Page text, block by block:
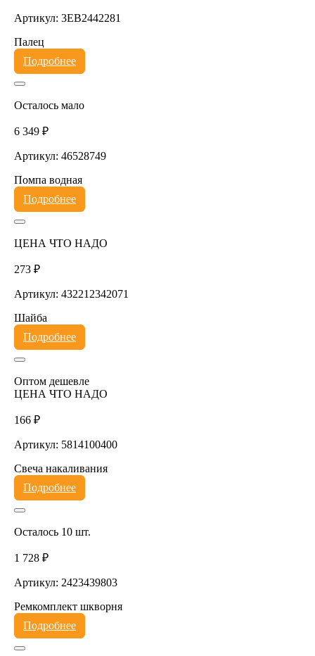
Артикул: 3EB2442281
Палец
Подробнее
Осталось мало
6 349 ₽
Артикул: 46528749
Помпа водная
Подробнее
ЦЕНА ЧТО НАДО
273 ₽
Артикул: 432212342071
Шайба
Подробнее
Оптом дешевле
ЦЕНА ЧТО НАДО
166 ₽
Артикул: 5814100400
Свеча накаливания
Подробнее
Осталось 10 шт.
1 728 ₽
Артикул: 2423439803
Ремкомплект шкворня
Подробнее